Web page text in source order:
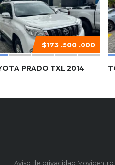
$173 .500 .000
PRADO TXL 2014
Aviso de privacidad Movicentro